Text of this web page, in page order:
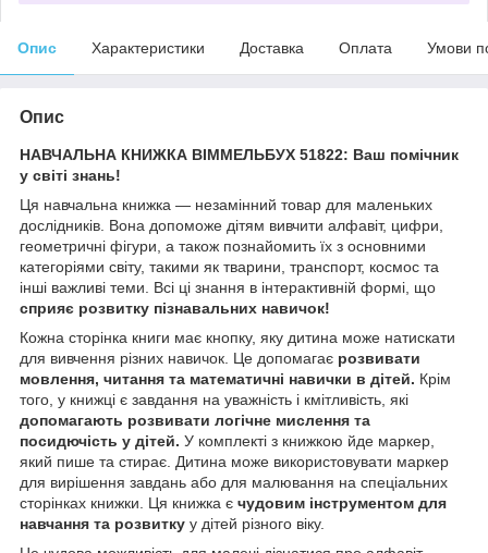
Опис Характеристики Доставка Оплата Умови
Опис
НАВЧАЛЬНА КНИЖКА ВІММЕЛЬБУХ 51822: Ваш помічник
у світі знань!
Ця навчальна книжка — незамінний товар для маленьких
дослідників. Вона допоможе дітям вивчити алфавіт, цифри,
геометричні фігури, а також познайомить їх з основними
категоріями світу, такими як тварини, транспорт, космос та
інші важливі теми. Всі ці знання в інтерактивній формі, що
сприяє розвитку пізнавальних навичок!
Кожна сторінка книги має кнопку, яку дитина може натискати
для вивчення різних навичок. Це допомагає розвивати
мовлення, читання та математичні навички в дітей. Крім
того, у книжці є завдання на уважність і кмітливість, які
допомагають розвивати логічне мислення та
посидючість у дітей. У комплекті з книжкою йде маркер,
який пише та стирає. Дитина може використовувати маркер
для вирішення завдань або для малювання на спеціальних
сторінках книжки. Ця книжка є чудовим інструментом для
навчання та розвитку у дітей різного віку.